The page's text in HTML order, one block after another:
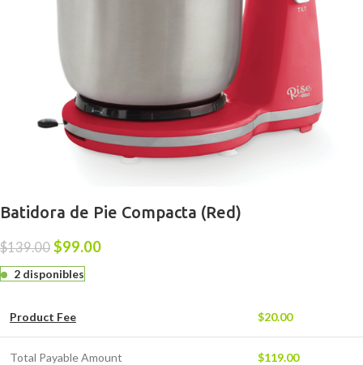
Batidora de Pie Compacta (Red)
$139.00 $99.00
2 disponibles
Product Fee $20.00
Total Payable Amount $119.00